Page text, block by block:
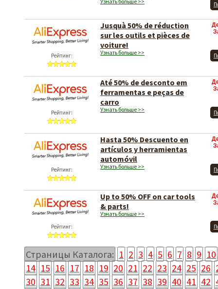
Рейтинг:
Jusquà 50% de réduction
sur les outils et pièces de
voiture!
Узнать больше >>
Рейтинг:
Até 50% de desconto em
ferramentas e peças de
carro
Узнать больше >>
Рейтинг:
Hasta 50% Descuento en
artículos y herramientas
automóvil
Узнать больше >>
Рейтинг:
Up to 50% OFF on car tools
& parts!
Узнать больше >>
Страницы Каталога: 1 2 3 4 5 6 7 8 9 10
14 15 16 17 18 19 20 21 22 23 24 25 26
30 31 32 33 34 35 36 37 38 39 40 41 42